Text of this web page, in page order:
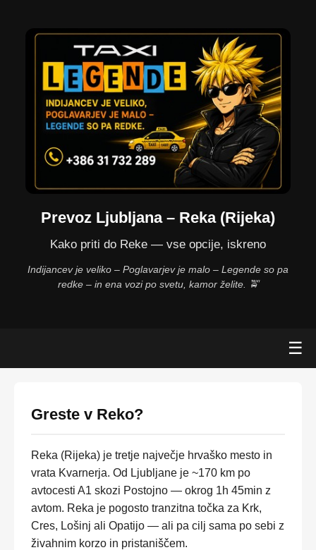
Prevoz Ljubljana – Reka (Rijeka)
Kako priti do Reke — vse opcije, iskreno
Indijancev je veliko – Poglavarjev je malo – Legende so pa
redke – in ena vozi po svetu, kamor želite. 🚖
☰
Greste v Reko?
Reka (Rijeka) je tretje največje hrvaško mesto in
vrata Kvarnerja. Od Ljubljane je ~170 km po
avtocesti A1 skozi Postojno — okrog 1h 45min z
avtom. Reka je pogosto tranzitna točka za Krk,
Cres, Lošinj ali Opatijo — ali pa cilj sama po sebi z
živahnim korzo in pristaniščem.